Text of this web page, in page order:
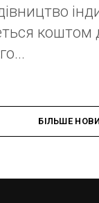
БІЛЬШЕ